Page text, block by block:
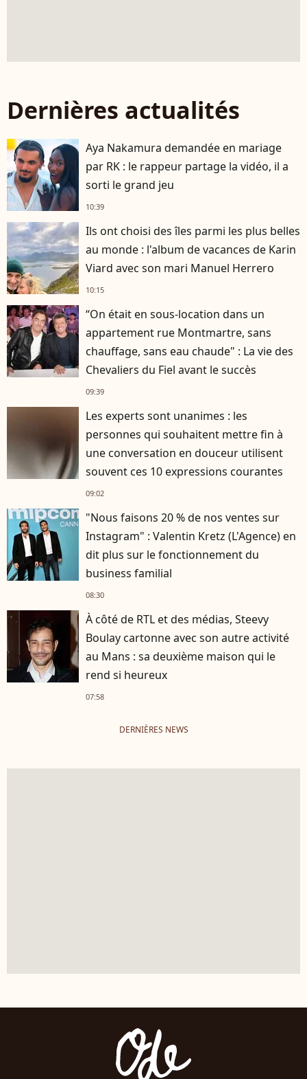
Dernières actualités
Aya Nakamura demandée en mariage
par RK : le rappeur partage la vidéo, il a
sorti le grand jeu
10:39
Ils ont choisi des îles parmi les plus belles
au monde : l'album de vacances de Karin
Viard avec son mari Manuel Herrero
10:15
“On était en sous-location dans un
appartement rue Montmartre, sans
chauffage, sans eau chaude" : La vie des
Chevaliers du Fiel avant le succès
09:39
Les experts sont unanimes : les
personnes qui souhaitent mettre fin à
une conversation en douceur utilisent
souvent ces 10 expressions courantes
09:02
"Nous faisons 20 % de nos ventes sur
Instagram" : Valentin Kretz (L'Agence) en
dit plus sur le fonctionnement du
business familial
08:30
À côté de RTL et des médias, Steevy
Boulay cartonne avec son autre activité
au Mans : sa deuxième maison qui le
rend si heureux
07:58
DERNIÈRES NEWS